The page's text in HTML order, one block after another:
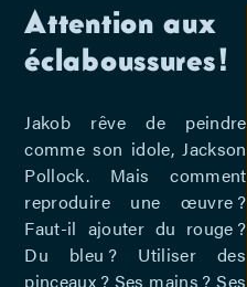
Attention aux
éclaboussures !
Jakob rêve de peindre
comme son idole, Jackson
Pollock. Mais comment
reproduire une œuvre ?
Faut-il ajouter du rouge ?
Du bleu ? Utiliser des
pinceaux ? Ses mains ? Ses